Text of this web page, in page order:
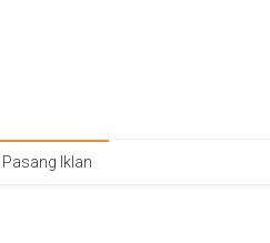
Pasang Iklan